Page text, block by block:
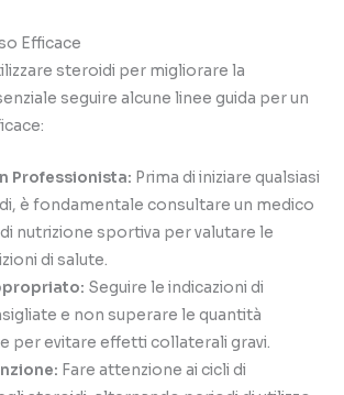
Efficace
steroidi per migliorare la
seguire alcune linee guida per un
Professionista: Prima di iniziare qualsiasi
è fondamentale consultare un medico
nutrizione sportiva per valutare le
di salute.
Seguire le indicazioni di
e non superare le quantità
per evitare effetti collaterali gravi.
Fare attenzione ai cicli di